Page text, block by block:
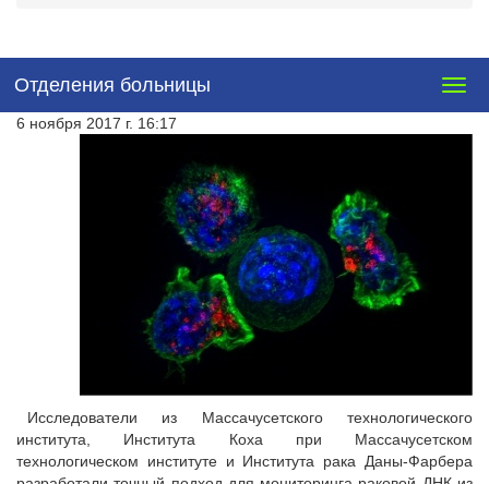
Отделения больницы
6 ноября 2017 г. 16:17
Исследователи из Массачусетского технологического
института, Института Коха при Массачусетском
технологическом институте и Института рака Даны-Фарбера